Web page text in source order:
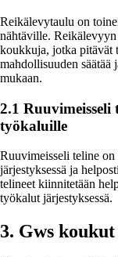
Reikälevytaulu on
nähtäville.
koukkuja, jotka pitävät
mahdollisuuden säätää
mukaan.
2.1
työkaluille
Ruuvimeisseli teline
järjestyksessä ja
telineet kiinnitetään
työkalut järjestyksessä.
3. Gws